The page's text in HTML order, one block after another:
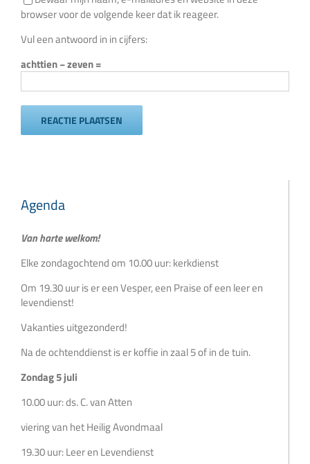
browser voor de volgende keer dat ik reageer.
Vul een antwoord in in cijfers:
achttien − zeven =
Agenda
Van harte welkom!
Elke zondagochtend om 10.00 uur: kerkdienst
Om 19.30 uur is er een Vesper, een Praise of een leer en
levendienst!
Vakanties uitgezonderd!
Na de ochtenddienst is er koffie in zaal 5 of in de tuin.
Zondag 5 juli
10.00 uur: ds. C. van Atten
viering van het Heilig Avondmaal
19.30 uur: Leer en Levendienst